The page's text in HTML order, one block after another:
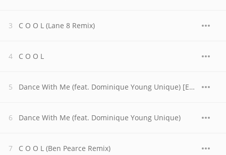
C O O L (Lane 8 Remix)
C O O L
Dance With Me (feat. Dominique Young Unique) [Extended Mix]
Dance With Me (feat. Dominique Young Unique)
C O O L (Ben Pearce Remix)